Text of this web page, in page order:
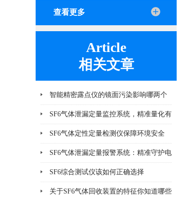
查看更多
Article
相关文章
智能精密露点仪的镜面污染影响哪两个
方面
SF6气体泄漏定量监控系统，精准量化有
诀窍！
SF6气体定性定量检测仪保障环境安全
SF6气体泄漏定量报警系统：精准守护电
气安全
SF6综合测试仪该如何正确选择
关于SF6气体回收装置的特征你知道哪些